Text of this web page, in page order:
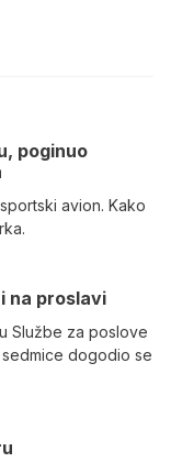
poginuo
avion. Kako
na proslavi
Službe za poslove
dogodio se